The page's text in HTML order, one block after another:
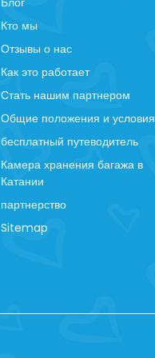
Кто мы
Отзывы о нас
Как это работает
Стать нашим партнером
Общие положения и условия
бесплатный путеводитель
Камера хранения багажа в
Катании
партнерство
Sitemap